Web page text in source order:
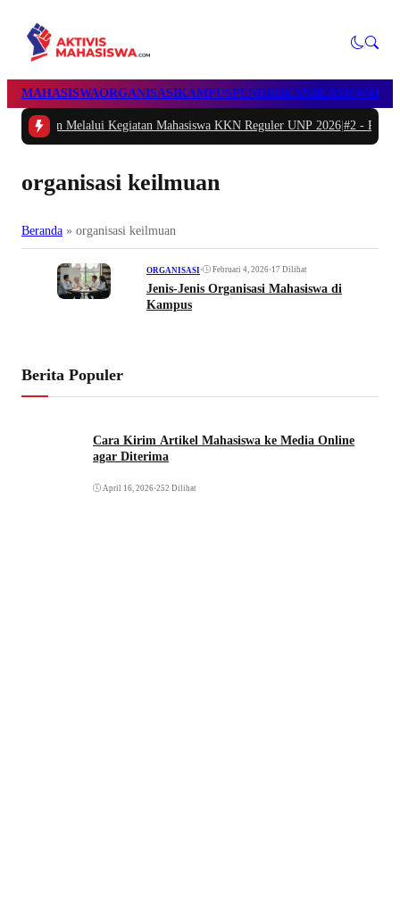
MAHASISWAORGANISASIKAMPUSPENDIDIKANBEASISWA
Kegiatan Mahasiswa KKN Reguler UNP 2026|#2 -Peduli Generasi
organisasi keilmuan
Beranda » organisasi keilmuan
ORGANISASI • Februari 4, 2026•17 Dilihat
Jenis-Jenis Organisasi Mahasiswa di
Kampus
Berita Populer
Cara Kirim Artikel Mahasiswa ke Media Online
agar Diterima
April 16, 2026•252 Dilihat